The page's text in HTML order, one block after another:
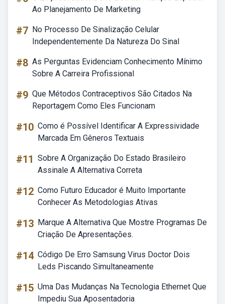
Ao Planejamento De Marketing
#7 No Processo De Sinalização Celular
Independentemente Da Natureza Do Sinal
#8 As Perguntas Evidenciam Conhecimento Mínimo
Sobre A Carreira Profissional
#9 Que Métodos Contraceptivos São Citados Na
Reportagem Como Eles Funcionam
#10 Como é Possível Identificar A Expressividade
Marcada Em Gêneros Textuais
#11 Sobre A Organização Do Estado Brasileiro
Assinale A Alternativa Correta
#12 Como Futuro Educador é Muito Importante
Conhecer As Metodologias Ativas
#13 Marque A Alternativa Que Mostre Programas De
Criação De Apresentações.
#14 Código De Erro Samsung Virus Doctor Dois
Leds Piscando Simultaneamente
#15 Uma Das Mudanças Na Tecnologia Ethernet Que
Impediu Sua Aposentadoria